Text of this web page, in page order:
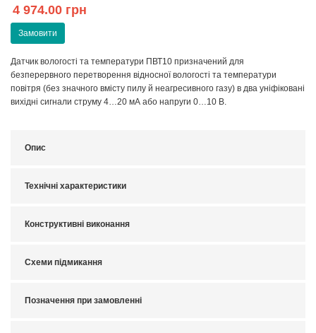
4 974.00 грн
Замовити
Датчик вологості та температури ПВТ10 призначений для
безперервного перетворення відносної вологості та температури
повітря (без значного вмісту пилу й неагресивного газу) в два уніфіковані
вихідні сигнали струму 4…20 мА або напруги 0…10 В.
Опис
Технічні характеристики
Конструктивні виконання
Схеми підмикання
Позначення при замовленні